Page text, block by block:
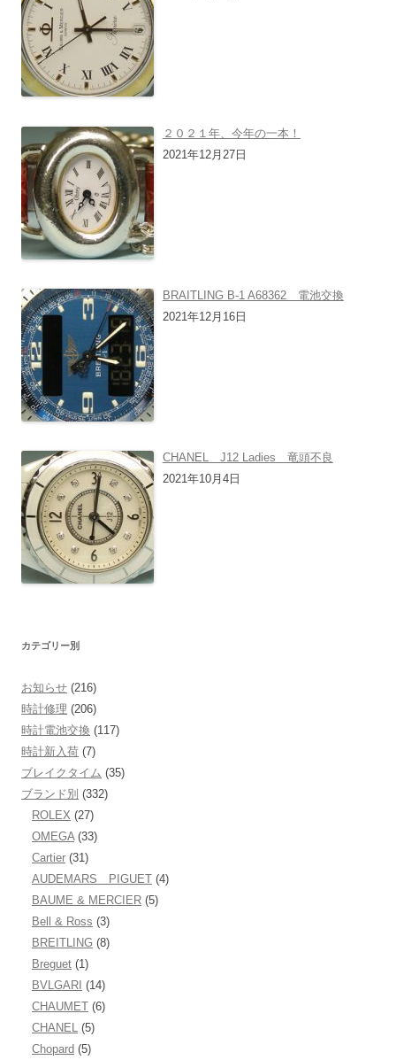
２０２１年、今年の一本！
2021年12月27日
BRAITLING B-1 A68362 電池交換
2021年12月16日
CHANEL J12 Ladies 竜頭不良
2021年10月4日
カテゴリー別
お知らせ (216)
時計修理 (206)
時計電池交換 (117)
時計新入荷 (7)
ブレイクタイム (35)
ブランド別 (332)
ROLEX (27)
OMEGA (33)
Cartier (31)
AUDEMARS PIGUET (4)
BAUME & MERCIER (5)
Bell & Ross (3)
BREITLING (8)
Breguet (1)
BVLGARI (14)
CHAUMET (6)
CHANEL (5)
Chopard (5)